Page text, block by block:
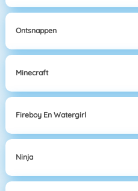
Ontsnappen
Minecraft
Fireboy En Watergirl
Ninja